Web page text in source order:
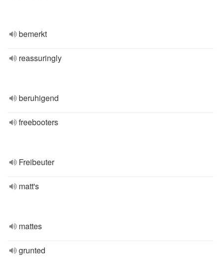
bemerkt
reassuringly
beruhigend
freebooters
Freibeuter
matt's
mattes
grunted